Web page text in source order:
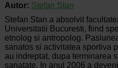
Autor: Stefan Stan
Stefan Stan a absolvit
Universitatii Bucuresti, fiind
etnolog si antropolog.
sanatos si activitatea sportiva
au indreptat, dupa terminarea
sanatate. In anul 2006 a